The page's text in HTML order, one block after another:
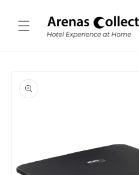
contenido
sobre el